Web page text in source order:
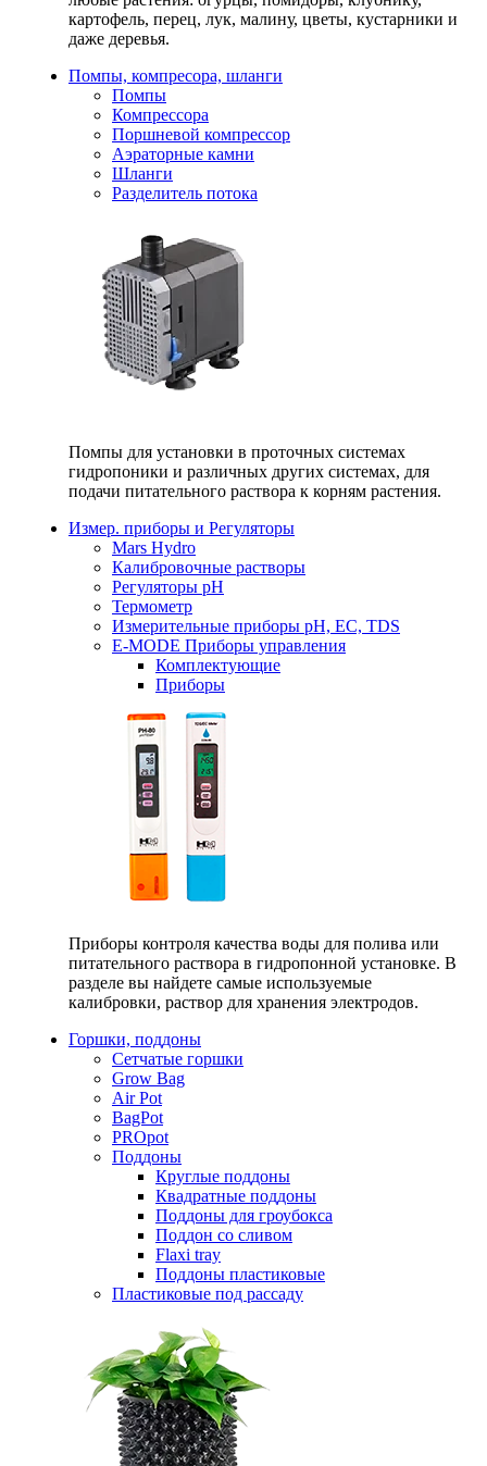
картофель, перец, лук, малину, цветы, кустарники и
даже деревья.
Помпы, компресора, шланги
Помпы
Компрессора
Поршневой компрессор
Аэраторные камни
Шланги
Разделитель потока
Помпы для установки в проточных системах
гидропоники и различных других системах, для
подачи питательного раствора к корням растения.
Измер. приборы и Регуляторы
Mars Hydro
Калибровочные растворы
Регуляторы рН
Термометр
Измерительные приборы pH, EC, TDS
E-MODE Приборы управления
Комплектующие
Приборы
Приборы контроля качества воды для полива или
питательного раствора в гидропонной установке. В
разделе вы найдете самые используемые
калибровки, раствор для хранения электродов.
Горшки, поддоны
Сетчатые горшки
Grow Bag
Air Pot
BagPot
PROpot
Поддоны
Круглые поддоны
Квадратные поддоны
Поддоны для гроубокса
Поддон со сливом
Flaxi tray
Поддоны пластиковые
Пластиковые под рассаду